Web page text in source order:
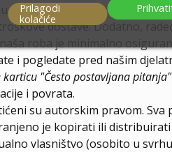
kod nas dostavljaju isključivo
dostave. Dodatno,
roba je minimalno
i pogledate pred našim
karticu "Često postavljana
i povrata.
su autorskim pravom.
je kopirati ili
vlasništvo (osobito u
Prilagodi
kolačiće